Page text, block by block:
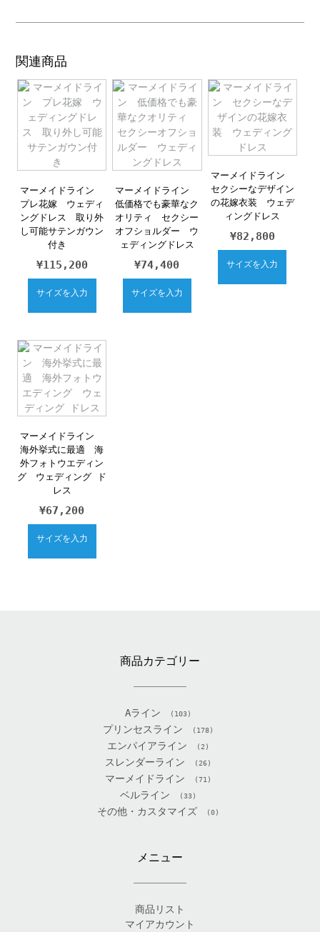
関連商品
マーメイドライン
プレ花嫁 ウェディ
ングドレス 取り外
し可能サテンガウン
付き
¥115,200
サイズを入力
マーメイドライン
低価格でも豪華なク
オリティ セクシー
オフショルダー ウ
ェディングドレス
¥74,400
サイズを入力
マーメイドライン
セクシーなデザイン
の花嫁衣装 ウェデ
ィングドレス
¥82,800
サイズを入力
マーメイドライン
海外挙式に最適 海
外フォトウエディン
グ ウェディング ド
レス
¥67,200
サイズを入力
商品カテゴリー
Aライン (103)
プリンセスライン (178)
エンパイアライン (2)
スレンダーライン (26)
マーメイドライン (71)
ベルライン (33)
その他・カスタマイズ (0)
メニュー
商品リスト
マイアカウント